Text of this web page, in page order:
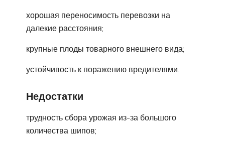
хорошая переносимость перевозки на
далекие расстояния;
крупные плоды товарного внешнего вида;
устойчивость к поражению вредителями.
Недостатки
трудность сбора урожая из-за большого
количества шипов;